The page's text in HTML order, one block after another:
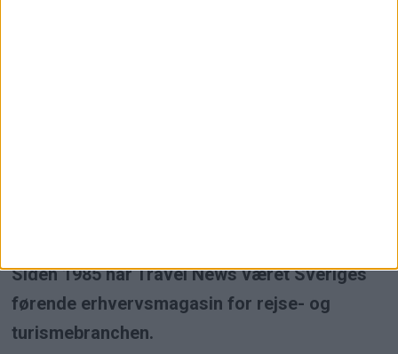
Siden 1985 har Travel News været Sveriges
førende erhvervsmagasin for rejse- og
turismebranchen.